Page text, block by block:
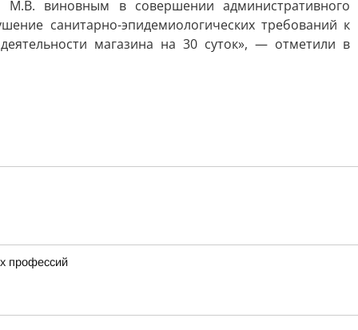
М.В. виновным в совершении административного
санитарно-эпидемиологических требований к
магазина на 30 суток», — отметили в
профессий